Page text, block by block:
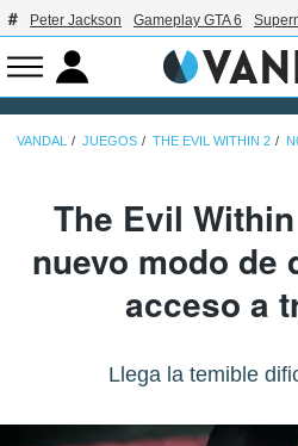
Peter Jackson Gameplay GTA 6
VANDAL JUEGOS THE EVIL WITHIN 2
The Evil
nuevo modo de
acceso a
Llega la temible